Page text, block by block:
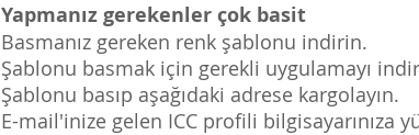
Yapmanız gerekenler çok basit
Basmanız gereken renk şablonu indirin.
Şablonu basmak için gerekli uygulamayı
Şablonu basıp aşağıdaki adrese kargolayın.
E-mail'inize gelen ICC profili bilgisayarınıza